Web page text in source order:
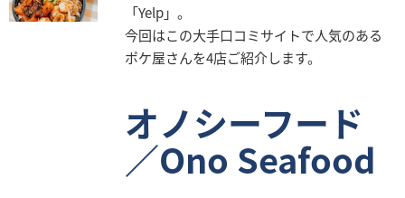
「Yelp」。
今回はこの大手口コミサイトで人気のある
ポケ屋さんを4店ご紹介します。
オノシーフード
／Ono Seafood